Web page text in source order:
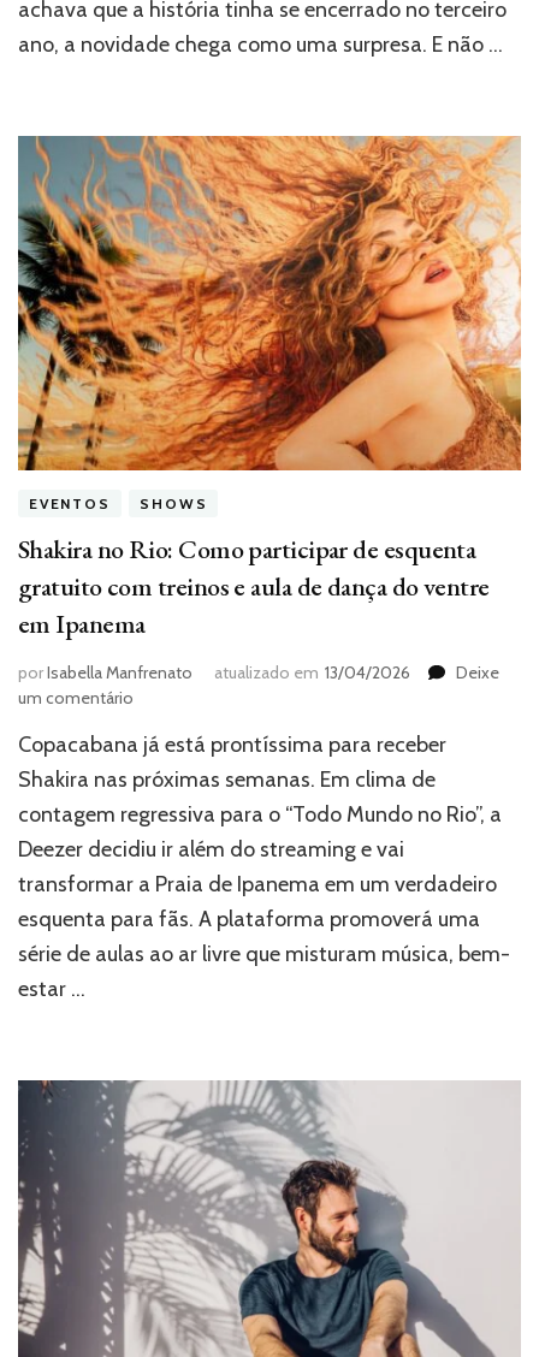
4ª
temporada
da
série
achava que a história tinha se encerrado no terceiro
ano, a novidade chega como uma surpresa. E não …
EVENTOS SHOWS
Shakira no Rio: Como participar de esquenta
gratuito com treinos e aula de dança do ventre
em Ipanema
porIsabella Manfrenato atualizado em 13/04/2026
Deixe
um comentário
no
Rio:
Como
participar
de
esquenta
gratuito
com
treinos
do
ventre
em
Ipanema
Copacabana já está prontíssima para receber
Shakira nas próximas semanas. Em clima de
contagem regressiva para o “Todo Mundo no Rio”, a
Deezer decidiu ir além do streaming e vai
transformar a Praia de Ipanema em um verdadeiro
esquenta para fãs. A plataforma promoverá uma
série de aulas ao ar livre que misturam música, bem-
estar …